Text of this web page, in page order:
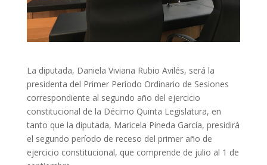
La diputada, Daniela Viviana Rubio Avilés, será la
presidenta del Primer Período Ordinario de Sesiones
correspondiente al segundo año del ejercicio
constitucional de la Décimo Quinta Legislatura, en
tanto que la diputada, Maricela Pineda García, presidirá
el segundo período de receso del primer año de
ejercicio constitucional, que comprende de julio al 1 de